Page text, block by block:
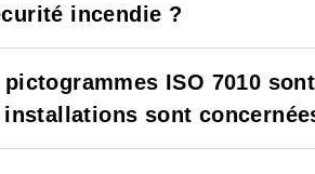
incendie ?
ISO 7010
sont